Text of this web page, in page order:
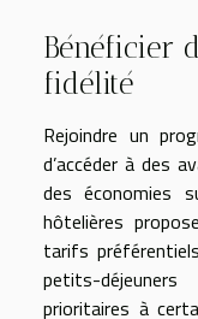
Bénéficier
fidélité
Rejoindre un
d’accéder à des
des économies
hôtelières
tarifs
petits-
prioritaires à